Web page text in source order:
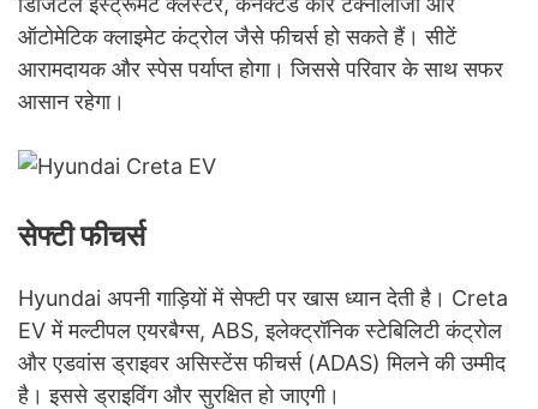
ऑटोमेटिक क्लाइमेट कंट्रोल जैसे फीचर्स हो सकते हैं। सीटें
आरामदायक और स्पेस पर्याप्त होगा। जिससे परिवार के साथ सफर
आसान रहेगा।
सेफ्टी फीचर्स
Hyundai अपनी गाड़ियों में सेफ्टी पर खास ध्यान देती है। Creta
EV में मल्टीपल एयरबैग्स, ABS, इलेक्ट्रॉनिक स्टेबिलिटी कंट्रोल
और एडवांस ड्राइवर असिस्टेंस फीचर्स (ADAS) मिलने की उम्मीद
है। इससे ड्राइविंग और सुरक्षित हो जाएगी।